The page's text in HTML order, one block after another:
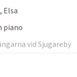
Elsa
piano
vid Sjugareby